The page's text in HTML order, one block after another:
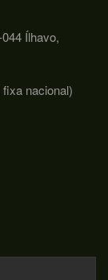
Ílhavo,
nacional)